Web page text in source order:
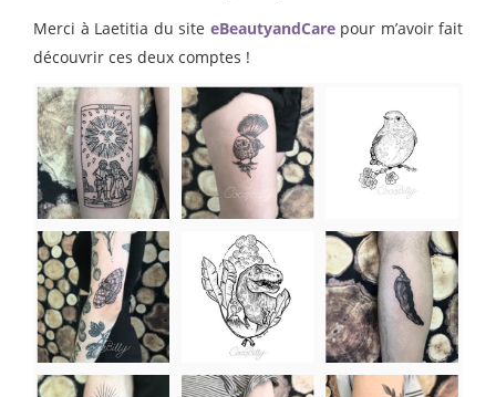
Merci à Laetitia du site eBeautyandCarepour m’avoir fait
découvrir ces deux comptes !